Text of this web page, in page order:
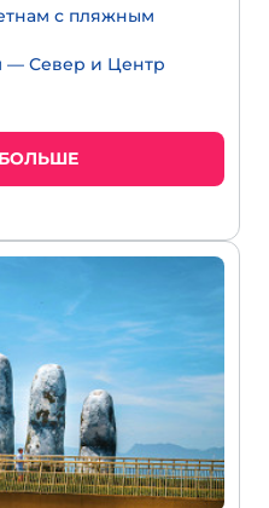
с пляжным
— Север и Центр